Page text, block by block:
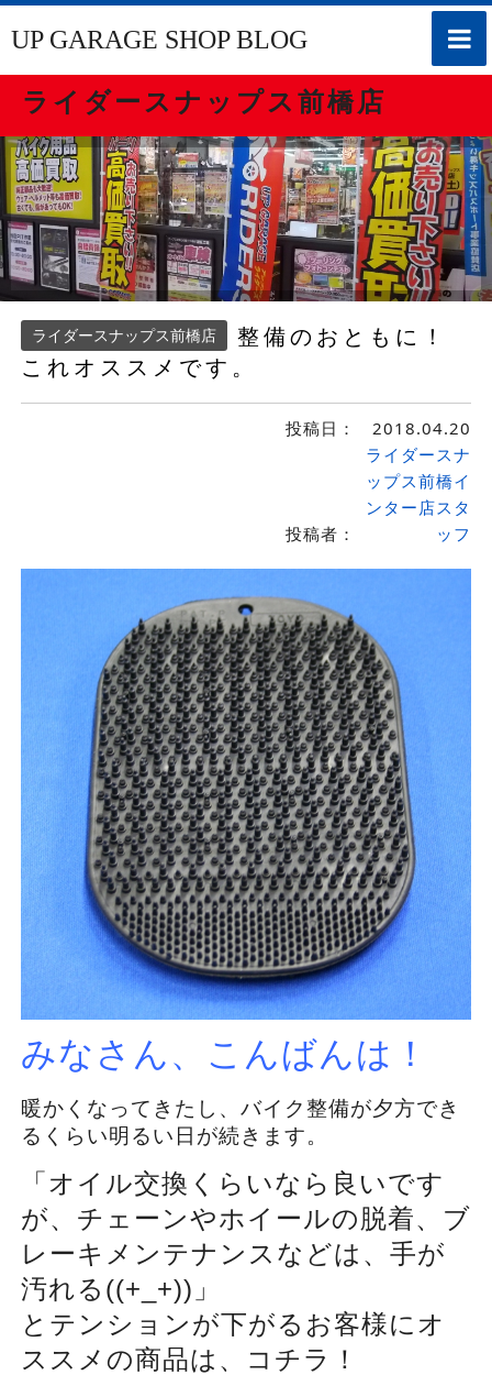
toggle
UP GARAGE SHOP BLOG
ライダースナップス前橋店
ライダースナップス前橋店
整備のおともに！
これオススメです。
投稿日： 2018.04.20
投稿者：
ライダースナ
ップス前橋イ
ンター店スタ
ッフ
みなさん、こんばんは！
暖かくなってきたし、バイク整備が夕方でき
るくらい明るい日が続きます。
「オイル交換くらいなら良いです
が、チェーンやホイールの脱着、ブ
レーキメンテナンスなどは、手が
汚れる((+_+))」
とテンションが下がるお客様にオ
ススメの商品は、コチラ！